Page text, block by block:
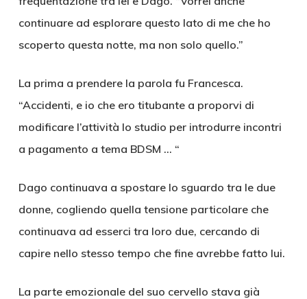
continuare ad esplorare questo lato di me che ho
scoperto questa notte, ma non solo quello.”
La prima a prendere la parola fu Francesca.
“Accidenti, e io che ero titubante a proporvi di
modificare l’attività lo studio per introdurre incontri
a pagamento a tema BDSM … “
Dago continuava a spostare lo sguardo tra le due
donne, cogliendo quella tensione particolare che
continuava ad esserci tra loro due, cercando di
capire nello stesso tempo che fine avrebbe fatto lui.
La parte emozionale del suo cervello stava già